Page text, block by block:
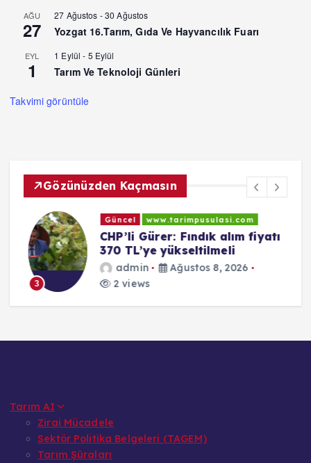
AĞU
27
27 Ağustos -30 Ağustos
Yozgat 16.Tarım, Gıda Ve Hayvancılık Fuarı
EYL
1
1 Eylül - 5 Eylül
Tarım Ve Teknoloji Günleri
Takvimi görüntüle
Gözünüzden Kaçmasın
3
Güncel www.tarimpusulasi.com
CHP’li Gürer: Fındık alım fiyatı
370 TL’ye yükseltilmeli
admin
Ağustos 8, 2026
2 views
Tarım AI
Zirai Mücadele
Sektör Politika Belgeleri (TAGEM)
Tarım Şûraları